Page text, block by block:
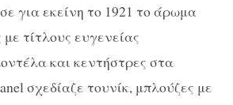
για εκείνη το 1921 το άρωμα
τίτλους ευγενείας
και κεντήστρες στα
σχεδίαζε τουνίκ, μπλούζες με